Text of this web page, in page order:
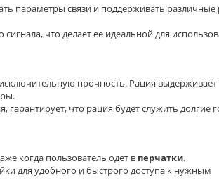
параметры связи и поддерживать
сигнала, что делает ее идеальной для
прочность. Рация выдерживает
что рация будет служить долгие
когда пользователь одет в перчатки.
для удобного и быстрого доступа к нужным